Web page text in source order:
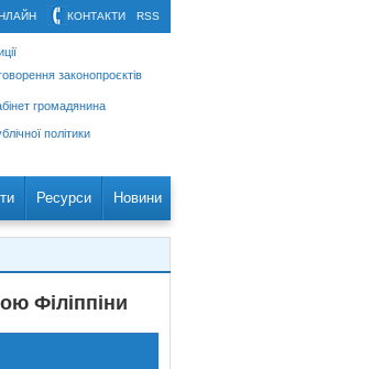
RSS
КОНТАКТИ
законопроєктів
громадянина
політики
Ресурси Новини
Філіппіни